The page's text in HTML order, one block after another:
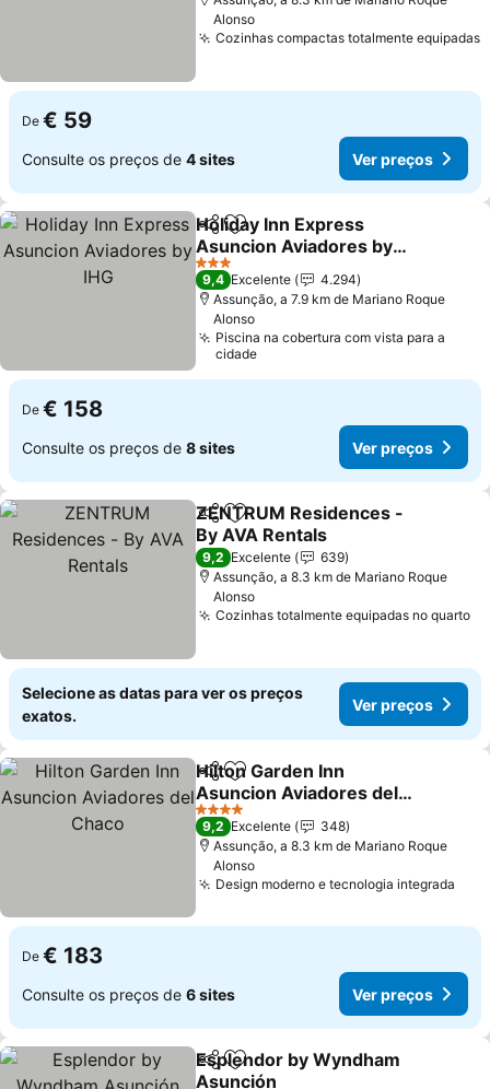
Alonso
Cozinhas compactas totalmente equipadas
De € 59
Consulte os preços de 4 sites Ver preços
PartilharAdicionar aos favoritos
Holiday Inn Express
Asuncion Aviadores by
IHG
3 Estrelas
9,4 Excelente
4.294
Assunção, a 7.9 km de Mariano Roque
Alonso
Piscina na cobertura com vista para a
cidade
De € 158
Consulte os preços de 8 sites Ver preços
PartilharAdicionar aos favoritos
ZENTRUM Residences -
By AVA Rentals
9,2 Excelente
639
Assunção, a 8.3 km de Mariano Roque
Alonso
Cozinhas totalmente equipadas no quarto
Selecione as datas para ver os preços
exatos.
Ver preços
PartilharAdicionar aos favoritos
Hilton Garden Inn
Asuncion Aviadores del
Chaco
4 Estrelas
9,2 Excelente
348
Assunção, a 8.3 km de Mariano Roque
Alonso
Design moderno e tecnologia integrada
De € 183
Consulte os preços de 6 sites Ver preços
PartilharAdicionar aos favoritos
Esplendor by Wyndham
Asunción